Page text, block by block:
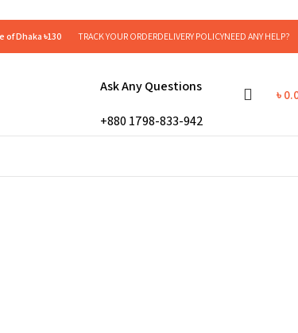
of Dhaka ৳130 TRACK YOUR ORDERDELIVERY POLICYNEED ANY HELP?
Ask Any Questions
+880 1798-833-942
৳